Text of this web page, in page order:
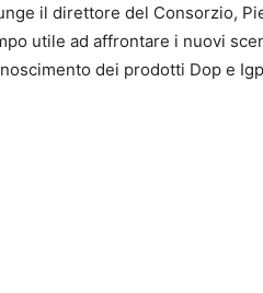
il direttore del Consorzio,
utile ad affrontare i nuovi
dei prodotti Dop e